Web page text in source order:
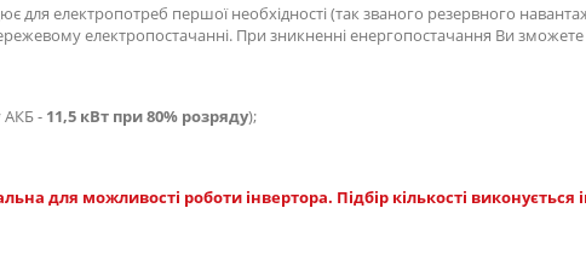
для електропотреб першої необхідності (так званого резервного
електропостачанні. При зникненні енергопостачання Ви
АКБ - 11,5 кВт при 80% розряду);
для можливості роботи інвертора. Підбір кількості